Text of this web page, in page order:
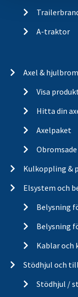
A-traktor
Axel &
Visa
Hitta din
Axelpaket
Kulkoppling &
Elsystem och
Belysning
Belysning
Kablar och
Stödhjul och
Stödhjul /